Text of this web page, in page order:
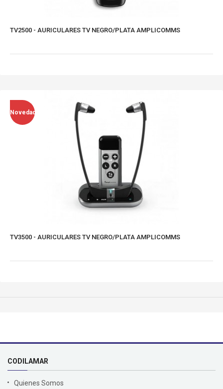
TV2500 - AURICULARES TV NEGRO/PLATA AMPLICOMMS
Novedad
TV3500 - AURICULARES TV NEGRO/PLATA AMPLICOMMS
CODILAMAR
Quienes Somos